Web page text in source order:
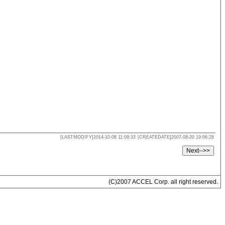
[LASTMODIFY]2014-10-08 11:09:33 [CREATEDATE]2007-08-20 19:06:28
(C)2007 ACCEL Corp. all right reserved.